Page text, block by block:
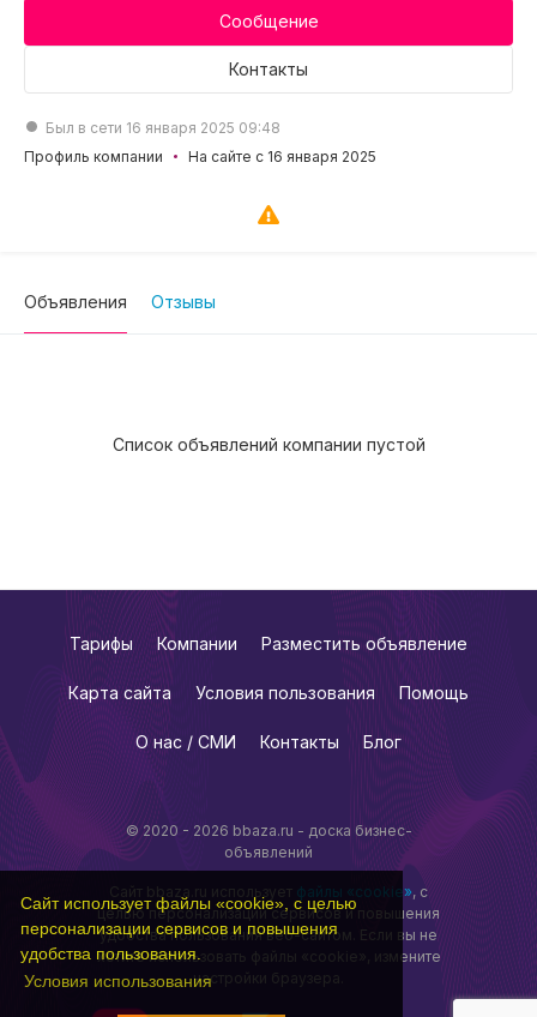
Сайт использует файлы «cookie», с целью
персонализации сервисов и повышения
удобства пользования.
Условия использования
Сообщение
Контакты
Был в сети 16 января 2025 09:48
Профиль компании
На сайте с 16 января 2025
Объявления Отзывы
Список объявлений компании пустой
© 2020 - 2026 bbaza.ru - доска бизнес-
объявлений
Сайт bbaza.ru использует файлы «cookie», с
целью персонализации сервисов и повышения
удобства пользования веб-сайтом. Если вы не
хотите использовать файлы «cookie», измените
настройки браузера.
Тарифы Компании Разместить объявление
Карта сайта Условия пользования Помощь
О нас / СМИ Контакты Блог